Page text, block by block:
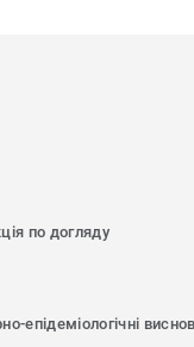
по догляду
епідеміологічні